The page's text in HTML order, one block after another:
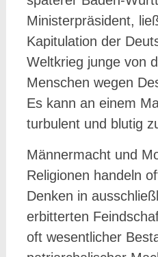
Ministerpräsident,
Kapitulation der
Weltkrieg junge von
Menschen wegen
Es kann an einem
turbulent und blutig
Männermacht und
Religionen handeln
Denken in
erbitterten
oft wesentlicher